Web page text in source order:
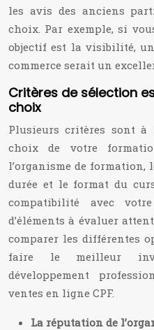
les avis des anciens
choix. Par exemple, si
objectif est la visibilité,
commerce serait un
Critères de sélection
choix
Plusieurs critères sont à
choix de votre
l’organisme de formation,
durée et le format du
compatibilité avec
d’éléments à évaluer
comparer les différentes
faire le meilleur
développement
ventes en ligne CPF.
La réputation de